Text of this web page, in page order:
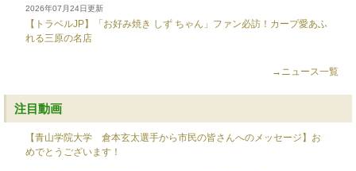
2026年07月24日更新
【トラベルJP】「お好み焼き しず ちゃん」ファン必訪！カープ愛あふ
れる三原の名店
→ニュース一覧
注目動画
【青山学院大学 倉本玄太選手から市民の皆さんへのメッセージ】お
めでとうございます！